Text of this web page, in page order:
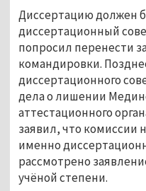
Диссертацию должен
диссертационный
попросил перенести
командировки.
диссертационного
дела о лишении
аттестационного
заявил, что комиссии
именно
рассмотрено
учёной степени.